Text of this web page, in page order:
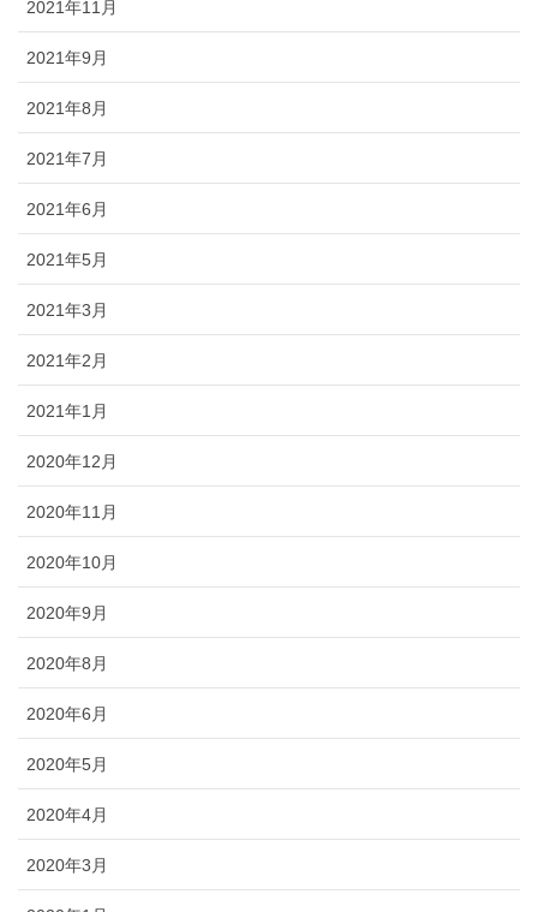
2021年11月
2021年9月
2021年8月
2021年7月
2021年6月
2021年5月
2021年3月
2021年2月
2021年1月
2020年12月
2020年11月
2020年10月
2020年9月
2020年8月
2020年6月
2020年5月
2020年4月
2020年3月